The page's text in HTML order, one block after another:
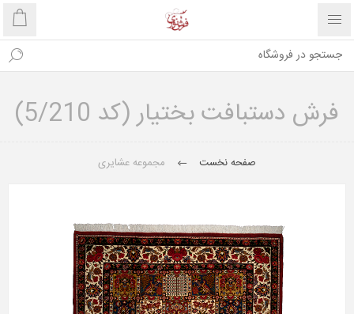
فرش دستبافت بختیار (کد 5/210)
صفحه نخست مجموعه عشایری